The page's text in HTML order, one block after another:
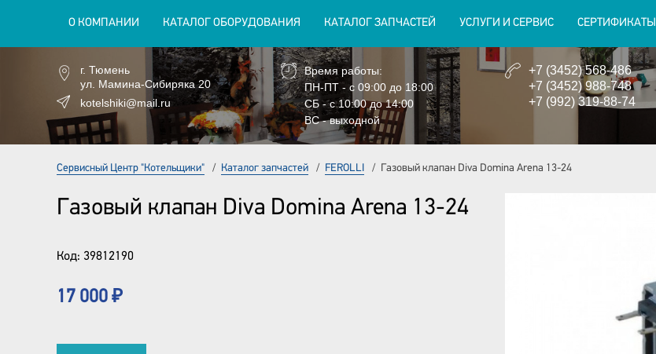
О КОМПАНИИ КАТАЛОГ ОБОРУДОВАНИЯ КАТАЛОГ ЗАПЧАСТЕЙ УСЛУГИ И СЕРВИС СЕРТИФИКАТЫ
г. Тюмень
ул. Мамина-Сибиряка 20
kotelshiki@mail.ru
Время работы:
ПН-ПТ - с 09:00 до 18:00
СБ - с 10:00 до 14:00
ВС - выходной
+7 (3452) 568-486
+7 (3452) 988-748
+7 (992) 319-88-74
Сервисный Центр "Котельщики" / Каталог запчастей / FEROLLI / Газовый клапан Diva Domina Arena 13-24
Газовый клапан Diva Domina Arena 13-24
Код: 39812190
17 000 ₽